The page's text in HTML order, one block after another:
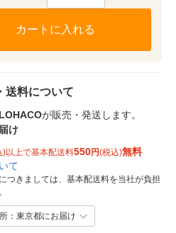
カートに入れる
送料について
LOHACOが販売・発送します。
け
)以上で基本配送料550円(税込)無料
て
つきましては、基本配送料を当社が負担
：東京都にお届け